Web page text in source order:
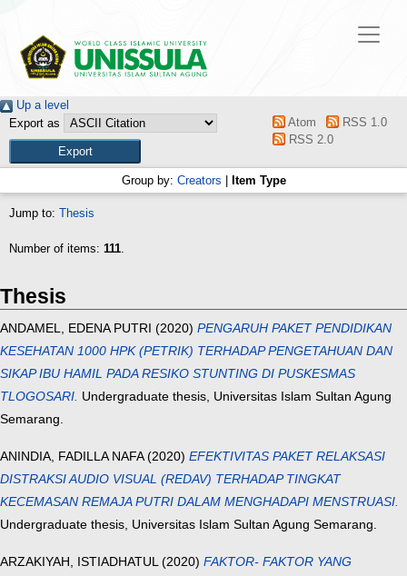
Up a level
Export as
Atom
RSS 1.0
RSS 2.0
Group by: Creators Item Type
Jump to: Thesis
Number of items: 111.
Thesis
ANDAMEL, EDENA PUTRI (2020) PENGARUH PAKET PENDIDIKAN
KESEHATAN 1000 HPK (PETRIK) TERHADAP PENGETAHUAN DAN
SIKAP IBU HAMIL PADA RESIKO STUNTING DI PUSKESMAS
TLOGOSARI. Undergraduate thesis, Universitas Islam Sultan Agung
Semarang.
ANINDIA, FADILLA NAFA(2020) EFEKTIVITAS PAKET RELAKSASI
DISTRAKSI AUDIO VISUAL (REDAV) TERHADAP TINGKAT
KECEMASAN REMAJA PUTRI DALAM MENGHADAPI MENSTRUASI.
Undergraduate thesis, Universitas Islam Sultan Agung Semarang.
ARZAKIYAH, ISTIADHATUL(2020) FAKTOR- FAKTOR YANG